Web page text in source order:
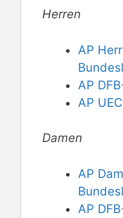
Herren
AP
AP
AP
Damen
AP
AP